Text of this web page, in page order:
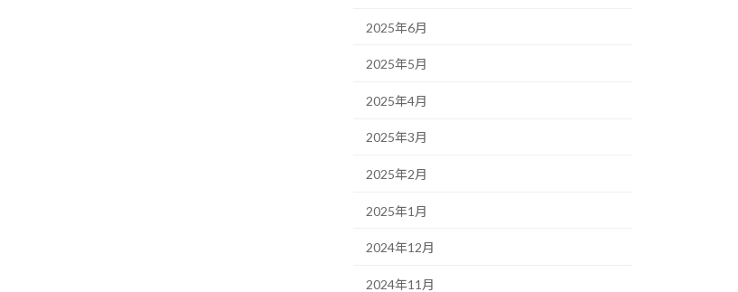
2025年6月
2025年5月
2025年4月
2025年3月
2025年2月
2025年1月
2024年12月
2024年11月